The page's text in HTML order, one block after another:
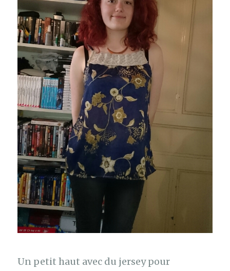
Un petit haut avec du jersey pour